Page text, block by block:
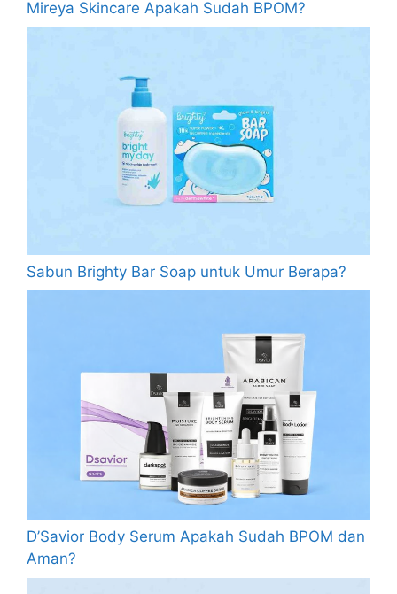
Mireya Skincare Apakah Sudah BPOM?
Sabun Brighty Bar Soap untuk Umur Berapa?
D’Savior Body Serum Apakah Sudah BPOM dan
Aman?